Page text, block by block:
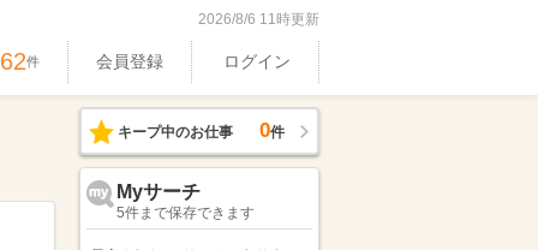
2026/8/6 11時更新
件 会員登録 ログイン
キープ中のお仕事 0件
Myサーチ
5件まで保存できます